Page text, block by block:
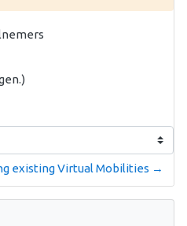
existing Virtual Mobilities →